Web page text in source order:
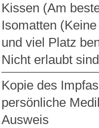
Kissen (Am
Isomatten
und viel Platz
Nicht erlaubt
Kopie des
persönliche
Ausweis